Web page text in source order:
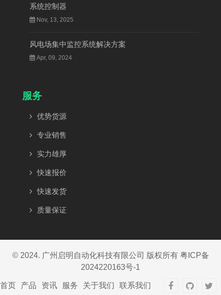
系统控制器
Nov, 13, 2025
风电场集中监控系统解决方案
Apr, 09, 2024
服务
优势货源
专业销售
实力雄厚
快速报价
快速发货
质量保证
© 2024. 广州启明自动化科技有限公司 版权所有 粤ICP备
2024220163号-1
首页 产品 资讯 服务 关于我们 联系我们